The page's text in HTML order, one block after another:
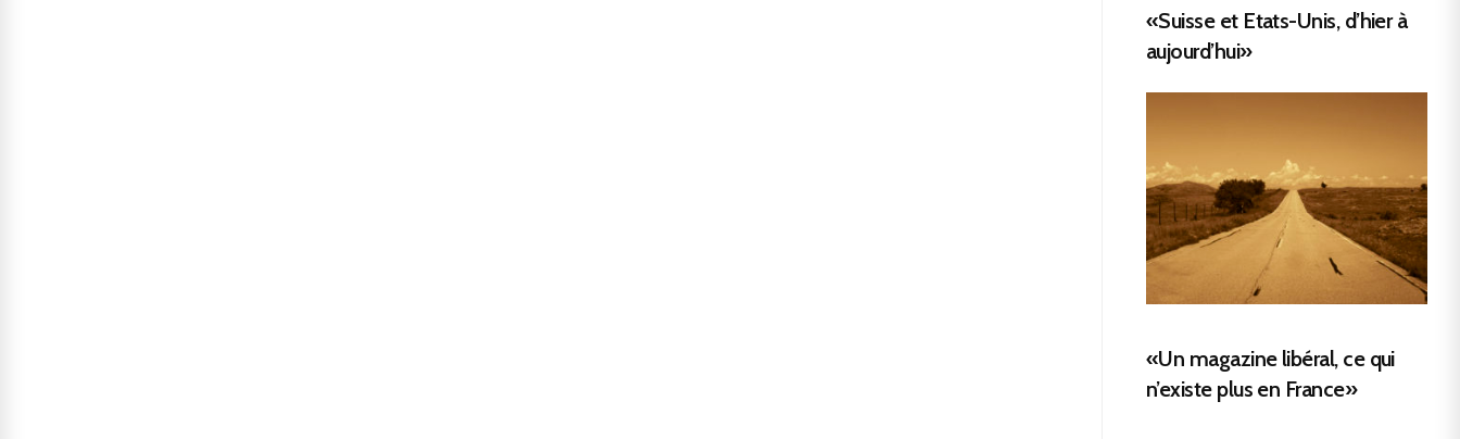
«Suisse et Etats-Unis, d’hier à
aujourd’hui»
«Un magazine libéral, ce qui
n’existe plus en France»